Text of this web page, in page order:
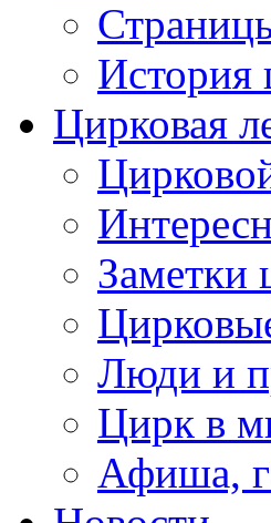
История
Цирковая
Заметки
Люди и
Цирк в
Афиша,